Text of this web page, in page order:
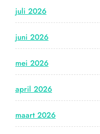
juli 2026
juni 2026
mei 2026
april 2026
maart 2026